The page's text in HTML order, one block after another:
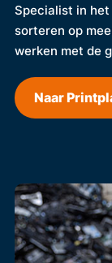
Specialist in
sorteren op
werken met de
Naar